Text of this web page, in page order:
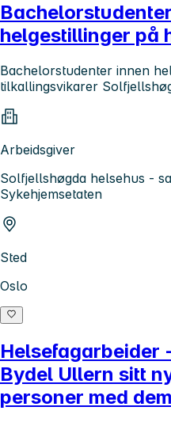
helgestillinger på
Bachelorstudenter innen
tilkallingsvikarer
Arbeidsgiver
Solfjellshøgda helsehus -
Sykehjemsetaten
Sted
Oslo
Helsefagarbeider
Bydel Ullern sitt
personer med